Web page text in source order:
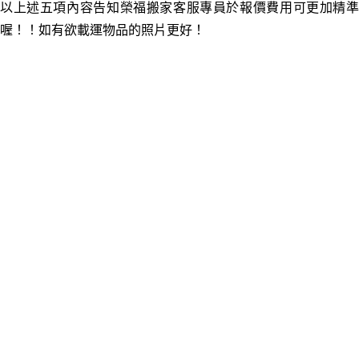
以上述五項內容告知榮福搬家客服專員於報價費用可更加精準
喔！！如有欲載運物品的照片更好！